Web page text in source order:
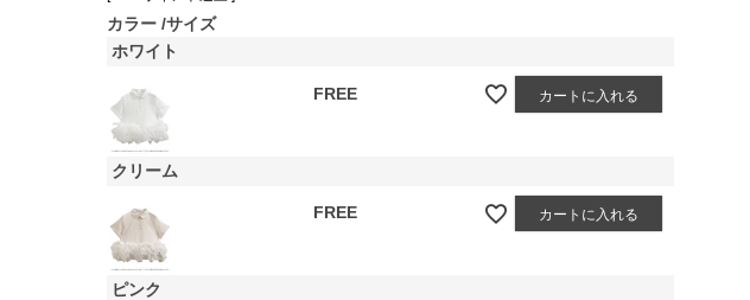
カラー サイズ
ホワイト
FREE カートに入れる
クリーム
FREE カートに入れる
ピンク